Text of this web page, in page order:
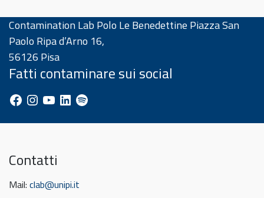
Contamination Lab Polo Le Benedettine Piazza San
Paolo Ripa d’Arno 16,
56126 Pisa
Fatti contaminare sui social
Facebook
Instagram
YouTube
LinkedInSpotify
Contatti
Mail: clab@unipi.it